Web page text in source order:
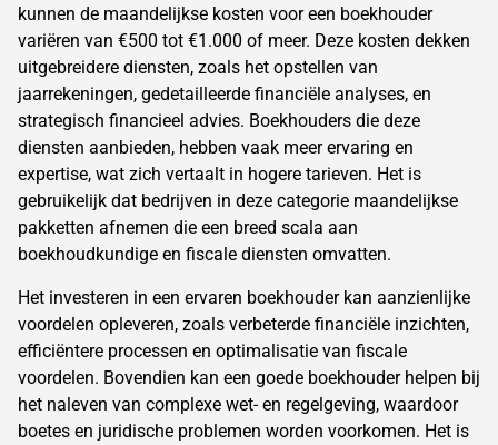
kunnen de maandelijkse kosten voor een boekhouder
variëren van €500 tot €1.000 of meer. Deze kosten dekken
uitgebreidere diensten, zoals het opstellen van
jaarrekeningen, gedetailleerde financiële analyses, en
strategisch financieel advies. Boekhouders die deze
diensten aanbieden, hebben vaak meer ervaring en
expertise, wat zich vertaalt in hogere tarieven. Het is
gebruikelijk dat bedrijven in deze categorie maandelijkse
pakketten afnemen die een breed scala aan
boekhoudkundige en fiscale diensten omvatten.
Het investeren in een ervaren boekhouder kan aanzienlijke
voordelen opleveren, zoals verbeterde financiële inzichten,
efficiëntere processen en optimalisatie van fiscale
voordelen. Bovendien kan een goede boekhouder helpen bij
het naleven van complexe wet- en regelgeving, waardoor
boetes en juridische problemen worden voorkomen. Het is